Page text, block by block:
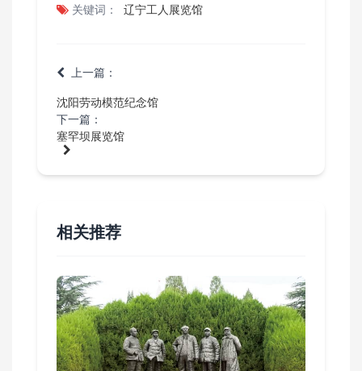
关键词： 辽宁工人展览馆
上一篇：
沈阳劳动模范纪念馆
下一篇：
塞罕坝展览馆
相关推荐